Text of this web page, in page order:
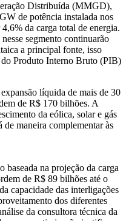
Distribuída (MMGD),
de potência instalada nos
da carga total de energia.
segmento continuarão
a principal fonte, isso
Produto Interno Bruto (PIB)
líquida de mais de 30
de R$ 170 bilhões. A
da eólica, solar e gás
de maneira complementar às
baseada na projeção da carga
de R$ 89 bilhões até o
capacidade das interligações
dos diferentes
da consultora técnica da